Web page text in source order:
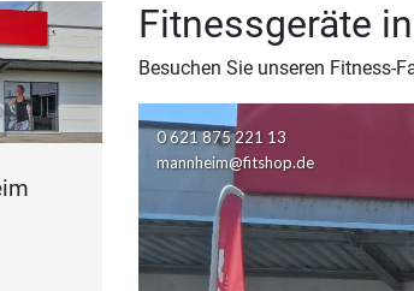
Fitnessgeräte
Besuchen Sie unseren Fitness-